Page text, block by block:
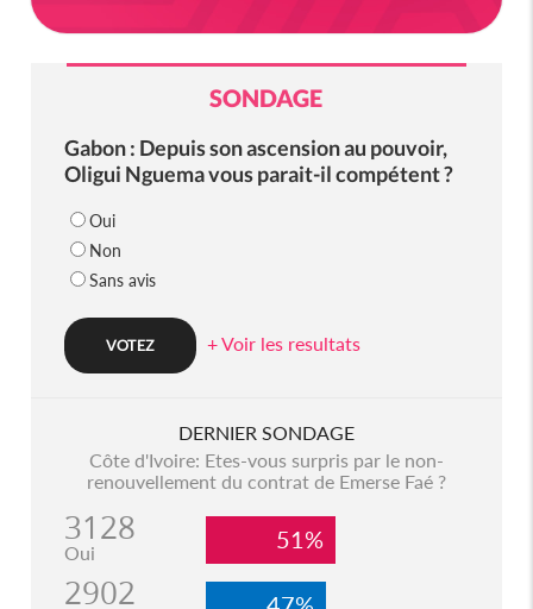
SONDAGE
Gabon : Depuis son ascension au pouvoir,
Oligui Nguema vous parait-il compétent ?
Oui
Non
Sans avis
+ Voir les resultats
DERNIER SONDAGE
Côte d'Ivoire: Etes-vous surpris par le non-
renouvellement du contrat de Emerse Faé ?
3128
Oui 51%
2902